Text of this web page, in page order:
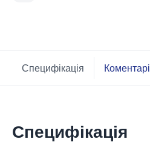
Специфікація Коментарі
Специфікація